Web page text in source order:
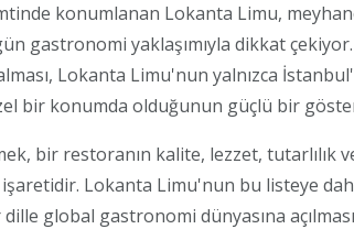
konumlanan Lokanta Limu,
gastronomi yaklaşımıyla dikkat
Lokanta Limu'nun yalnızca
bir konumda olduğunun güçlü bir
bir restoranın kalite, lezzet, tutarlılık
işaretidir. Lokanta Limu'nun bu listeye
global gastronomi dünyasına